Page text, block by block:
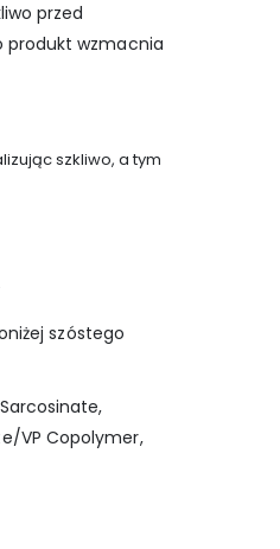
przed
produkt wzmacnia
szkliwo, a tym
szóstego
VP Copolymer,